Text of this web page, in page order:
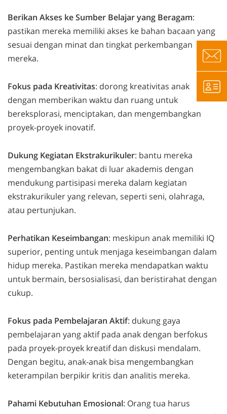
Berikan Akses ke Sumber Belajar yang Beragam:
pastikan mereka memiliki akses ke bahan bacaan yang
sesuai dengan minat dan tingkat perkembangan
mereka.
Fokus pada Kreativitas: dorong kreativitas anak
dengan memberikan waktu dan ruang untuk
bereksplorasi, menciptakan, dan mengembangkan
proyek-proyek inovatif.
Dukung Kegiatan Ekstrakurikuler: bantu mereka
mengembangkan bakat di luar akademis dengan
mendukung partisipasi mereka dalam kegiatan
ekstrakurikuler yang relevan, seperti seni, olahraga,
atau pertunjukan.
Perhatikan Keseimbangan: meskipun anak memiliki IQ
superior, penting untuk menjaga keseimbangan dalam
hidup mereka. Pastikan mereka mendapatkan waktu
untuk bermain, bersosialisasi, dan beristirahat dengan
cukup.
Fokus pada Pembelajaran Aktif: dukung gaya
pembelajaran yang aktif pada anak dengan berfokus
pada proyek-proyek kreatif dan diskusi mendalam.
Dengan begitu, anak-anak bisa mengembangkan
keterampilan berpikir kritis dan analitis mereka.
Pahami Kebutuhan Emosional: Orang tua harus